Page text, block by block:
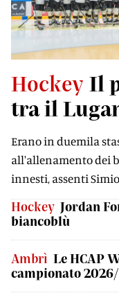
Hockey Il
tra il
Erano in duemila
all'allenamento dei
innesti, assenti
Hockey Jordan
biancoblù
Ambrì Le HCAP
campionato